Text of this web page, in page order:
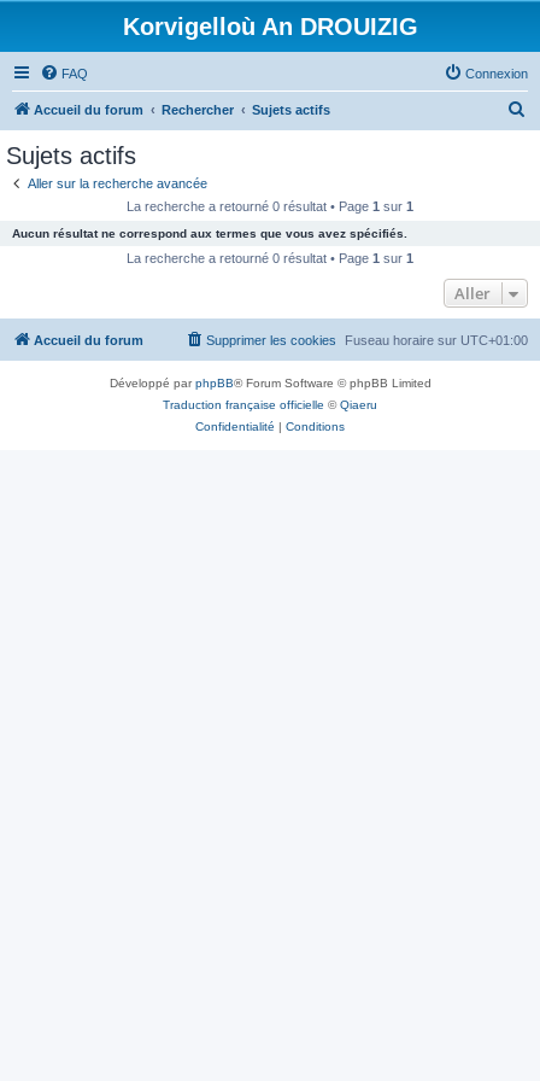
Korvigelloù An DROUIZIG
FAQ Connexion
Accueil du forum Rechercher Sujets actifs
c
e
Sujets actifs
Aller sur la recherche avancée
La recherche a retourné 0 résultat • Page 1 sur 1
Aucun résultat ne correspond aux termes que vous avez spécifiés.
La recherche a retourné 0 résultat • Page 1 sur 1
Aller
Accueil du forum Fuseau horaire sur UTC+01:00
Supprimer les cookies
Développé parphpBB® Forum Software © phpBB Limited
Traduction française officielle ©Qiaeru
Confidentialité | Conditions